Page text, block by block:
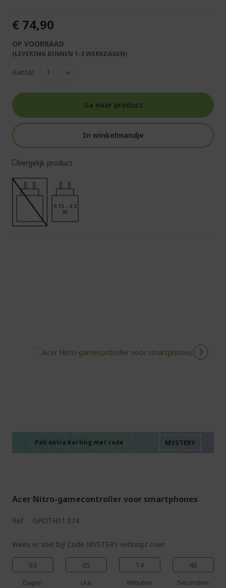
€ 74,90
OP VOORRAAD
(LEVERING BINNEN 1-3 WERKDAGEN)
Aantal:
Ga naar product
In winkelmandje
Vergelijk product
0.15 - 4.2
W
Pak extra korting met code
Acer Nitro-gamecontroller voor smartphones
Ref. GP.OTH11.074
Wees er snel bij! Code MYSTERY verloopt over:
03
Dagen
05
Uur
14
Minuten
45
Seconden